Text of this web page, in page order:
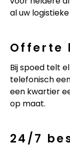
al uw
Offerte
Bij spoed telt
telefonisch
een kwartier
op maat.
24/7